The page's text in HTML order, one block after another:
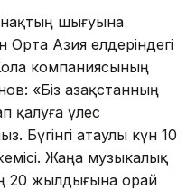
шығуына
Азия елдеріндегі
компаниясының
«Біз Қазақстанның
қалуға үлес
Бүгінгі атаулы күн 10
Жаңа музыкалық
20 жылдығына орай